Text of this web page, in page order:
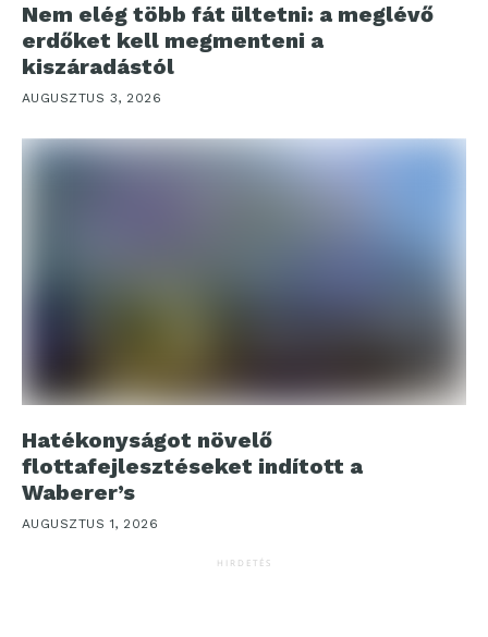
Nem elég több fát ültetni: a meglévő
erdőket kell megmenteni a
kiszáradástól
AUGUSZTUS 3, 2026
Hatékonyságot növelő
flottafejlesztéseket indított a
Waberer’s
AUGUSZTUS 1, 2026
HIRDETÉS